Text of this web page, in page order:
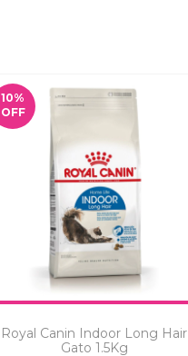
10%
OFF
Royal Canin Indoor Long Hair
Gato 1.5Kg